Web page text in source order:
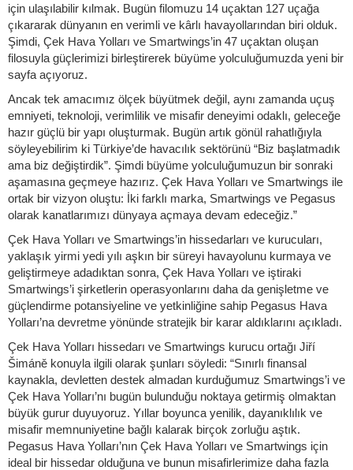
için ulaşılabilir kılmak. Bugün filomuzu 14 uçaktan 127 uçağa
çıkararak dünyanın en verimli ve kârlı havayollarından biri olduk.
Şimdi, Çek Hava Yolları ve Smartwings’in 47 uçaktan oluşan
filosuyla güçlerimizi birleştirerek büyüme yolculuğumuzda yeni bir
sayfa açıyoruz.
Ancak tek amacımız ölçek büyütmek değil, aynı zamanda uçuş
emniyeti, teknoloji, verimlilik ve misafir deneyimi odaklı, geleceğe
hazır güçlü bir yapı oluşturmak. Bugün artık gönül rahatlığıyla
söyleyebilirim ki Türkiye’de havacılık sektörünü “Biz başlatmadık
ama biz değiştirdik”. Şimdi büyüme yolculuğumuzun bir sonraki
aşamasına geçmeye hazırız. Çek Hava Yolları ve Smartwings ile
ortak bir vizyon oluştu: İki farklı marka, Smartwings ve Pegasus
olarak kanatlarımızı dünyaya açmaya devam edeceğiz.”
Çek Hava Yolları ve Smartwings’in hissedarları ve kurucuları,
yaklaşık yirmi yedi yılı aşkın bir süreyi havayolunu kurmaya ve
geliştirmeye adadıktan sonra, Çek Hava Yolları ve iştiraki
Smartwings’i şirketlerin operasyonlarını daha da genişletme ve
güçlendirme potansiyeline ve yetkinliğine sahip Pegasus Hava
Yolları’na devretme yönünde stratejik bir karar aldıklarını açıkladı.
Çek Hava Yolları hissedarı ve Smartwings kurucu ortağı Jiří
Šimáně konuyla ilgili olarak şunları söyledi: “Sınırlı finansal
kaynakla, devletten destek almadan kurduğumuz Smartwings’i ve
Çek Hava Yolları’nı bugün bulunduğu noktaya getirmiş olmaktan
büyük gurur duyuyoruz. Yıllar boyunca yenilik, dayanıklılık ve
misafir memnuniyetine bağlı kalarak birçok zorluğu aştık.
Pegasus Hava Yolları’nın Çek Hava Yolları ve Smartwings için
ideal bir hissedar olduğuna ve bunun misafirlerimize daha fazla